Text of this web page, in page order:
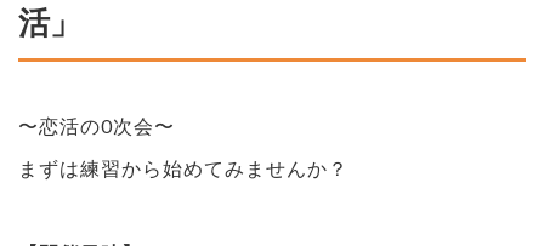
活」
〜恋活の0次会〜
まずは練習から始めてみませんか？